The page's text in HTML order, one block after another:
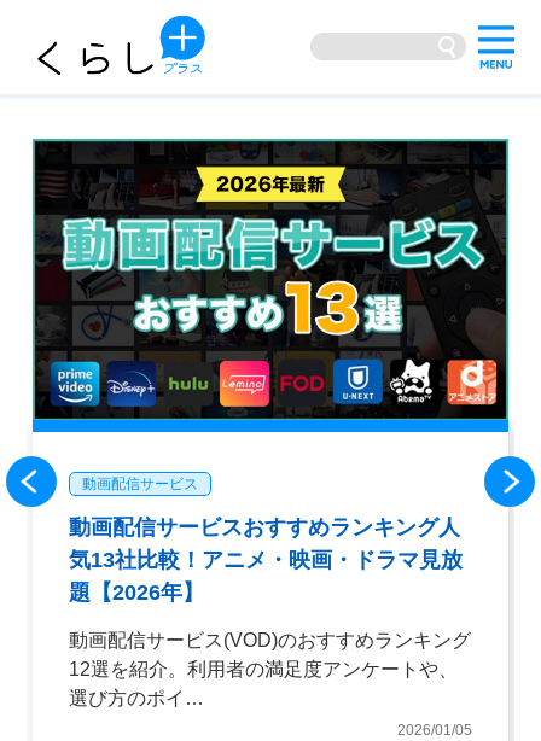
動画配信サービス
動画配信サービスおすすめランキング人
気13社比較！アニメ・映画・ドラマ見放
題【2026年】
動画配信サービス(VOD)のおすすめランキング
12選を紹介。利用者の満足度アンケートや、
選び方のポイ…
2026/01/05